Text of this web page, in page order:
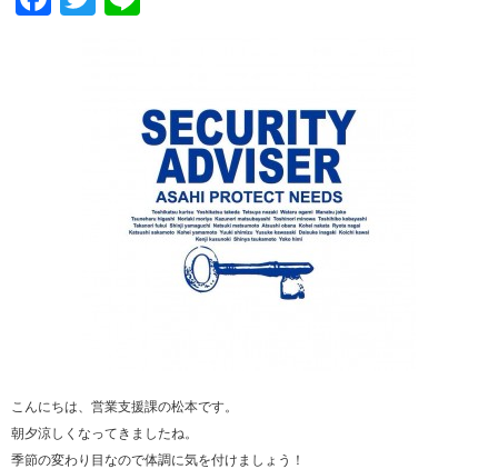
こんにちは、営業支援課の松本です。
朝夕涼しくなってきましたね。
季節の変わり目なので体調に気を付けましょう！